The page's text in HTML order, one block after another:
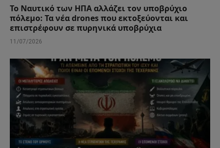
Το Ναυτικό των ΗΠΑ αλλάζει τον υποβρύχιο
πόλεμο: Τα νέα drones που εκτοξεύονται και
επιστρέφουν σε πυρηνικά υποβρύχια
11/07/2026